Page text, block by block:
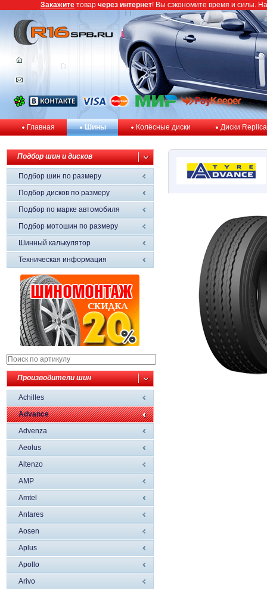
Главная Шины Колёсные диски Диски Replica
Подбор шин и дисков
Подбор шин по размеру
Подбор дисков по размеру
Подбор по марке автомобиля
Подбор мотошин по размеру
Шинный калькулятор
Техническая информация
Производители шин
Achilles
Advance
Advenza
Aeolus
Altenzo
AMP
Amtel
Antares
Aosen
Aplus
Apollo
Arivo
Закажите товар через интернет! Вы сэкономите время и силы.